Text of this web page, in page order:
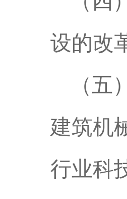
设的改
（
建筑机
行业科